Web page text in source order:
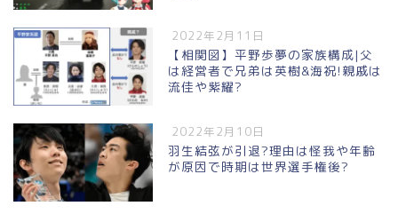
2022年2月11日
【相関図】平野歩夢の家族構成|父
は経営者で兄弟は英樹&海祝!親戚は
流佳や紫耀?
2022年2月10日
羽生結弦が引退?理由は怪我や年齢
が原因で時期は世界選手権後?